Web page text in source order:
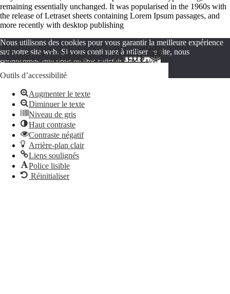
remaining essentially unchanged. It was popularised in the 1960s with
the release of Letraset sheets containing Lorem Ipsum passages, and
more recently with desktop publishing
Ouvrir la barre d’outils
Outils d’accessibilité
Augmenter le texte
Diminuer le texte
Niveau de gris
Haut contraste
Contraste négatif
Arrière-plan clair
Liens soulignés
Police lisible
Réinitialiser
Nous utilisons des cookies pour vous garantir la meilleure expérience
sur notre site web. Si vous continuez à utiliser ce site, nous
supposerons que vous en êtes satisfait. OK
Non
Politique de confidentialité